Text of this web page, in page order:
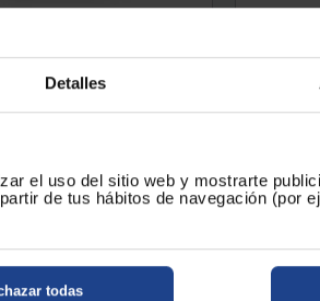
Detalles
el uso del sitio web y mostrarte
de tus hábitos de navegación (por
todas
: Acero inoxidable de 18/10
239 €
Material :
Color :
Apto para